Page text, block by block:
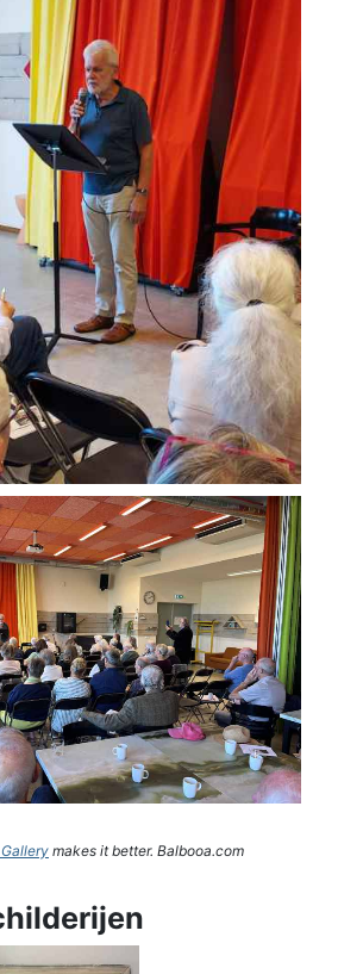
makes it better. Balbooa.com